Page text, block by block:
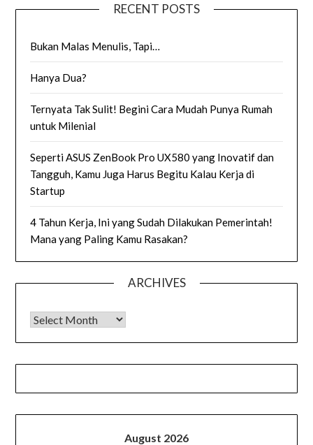
RECENT POSTS
Bukan Malas Menulis, Tapi…
Hanya Dua?
Ternyata Tak Sulit! Begini Cara Mudah Punya Rumah
untuk Milenial
Seperti ASUS ZenBook Pro UX580 yang Inovatif dan
Tangguh, Kamu Juga Harus Begitu Kalau Kerja di
Startup
4 Tahun Kerja, Ini yang Sudah Dilakukan Pemerintah!
Mana yang Paling Kamu Rasakan?
ARCHIVES
Archives
August 2026